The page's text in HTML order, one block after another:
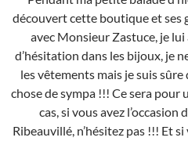
découvert cette boutique et ses
avec Monsieur Zastuce, je
d’hésitation dans les bijoux, je
les vêtements mais je suis
chose de sympa !!! Ce sera pour
cas, si vous avez l’occasion
Ribeauvillé, n’hésitez pas !!! Et